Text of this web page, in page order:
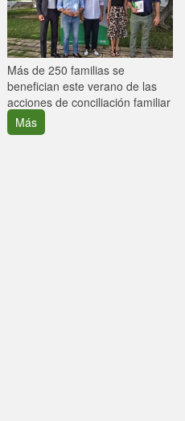
Más de 250 familias se
benefician este verano de las
acciones de conciliación familiar
Más